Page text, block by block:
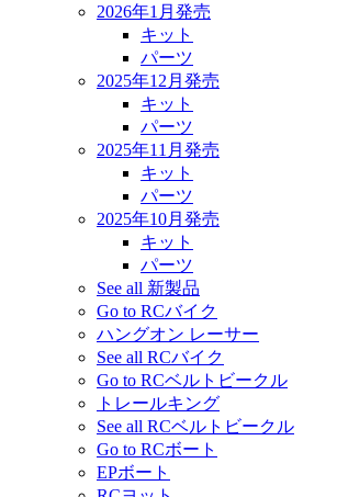
2026年1月発売
キット
パーツ
2025年12月発売
キット
パーツ
2025年11月発売
キット
パーツ
2025年10月発売
キット
パーツ
See all 新製品
Go to RCバイク
ハングオン レーサー
See all RCバイク
Go to RCベルトビークル
トレールキング
See all RCベルトビークル
Go to RCボート
EPボート